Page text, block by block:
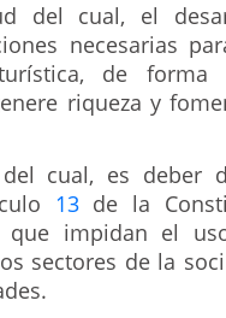
del cual, el
necesarias
de forma
riqueza y
cual, es deber
13de la
que impidan el
sectores de la